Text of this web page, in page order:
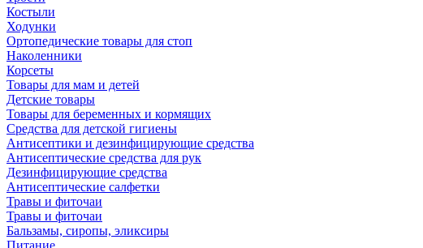
Костыли
Ходунки
Ортопедические товары для стоп
Наколенники
Корсеты
Товары для мам и детей
Детские товары
Товары для беременных и кормящих
Средства для детской гигиены
Антисептики и дезинфицирующие средства
Антисептические средства для рук
Дезинфицирующие средства
Антисептические салфетки
Травы и фиточаи
Травы и фиточаи
Бальзамы, сиропы, эликсиры
Питание